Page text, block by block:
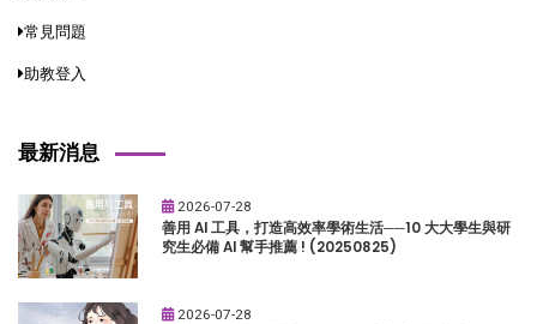
常見問題
助教登入
最新消息
2026-07-28
善用 AI 工具，打造高效率學術生活──10 大大學生與研
究生必備 AI 幫手推薦 ! (20250825)
2026-07-28